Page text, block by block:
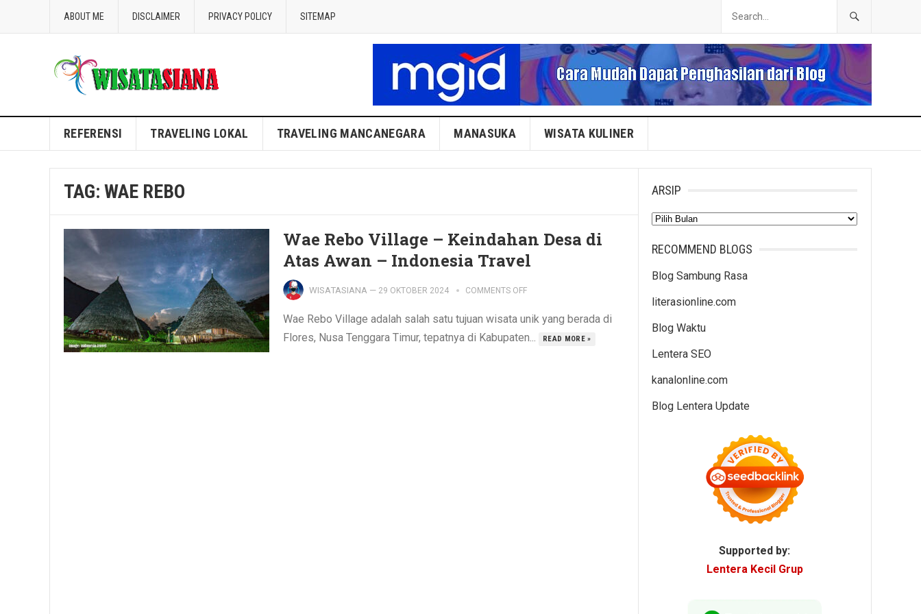
ABOUT ME DISCLAIMER PRIVACY POLICY SITEMAP
Blog WisataSiana
REFERENSI TRAVELING LOKAL TRAVELING MANCANEGARA MANASUKA WISATA KULINER
TAG: WAE REBO
Wae Rebo Village – Keindahan Desa di
Atas Awan – Indonesia Travel
WISATASIANA — 29 OKTOBER 2024 COMMENTS OFF
Wae Rebo Village adalah salah satu tujuan wisata unik yang berada di
Flores, Nusa Tenggara Timur, tepatnya di Kabupaten...
READ MORE »
ARSIP
Arsip
RECOMMEND BLOGS
Blog Sambung Rasa
literasionline.com
Blog Waktu
Lentera SEO
kanalonline.com
Blog Lentera Update
Supported by:
Lentera Kecil Grup